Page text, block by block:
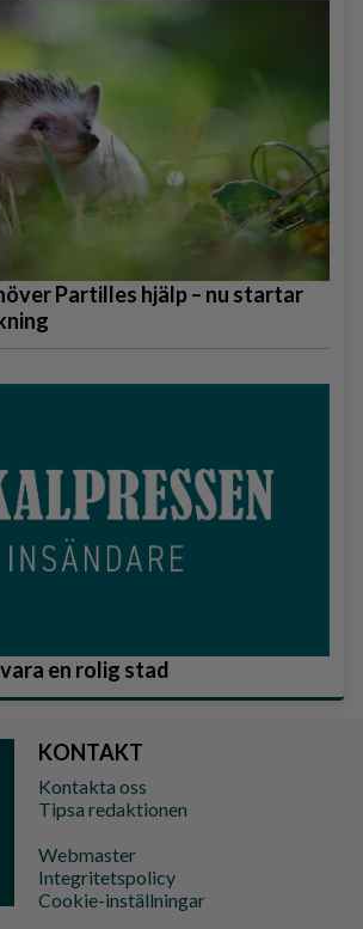
Partilles hjälp – nu startar
en rolig stad
KONTAKT
Kontakta oss
Tipsa redaktionen
Webmaster
Integritetspolicy
Cookie-inställningar